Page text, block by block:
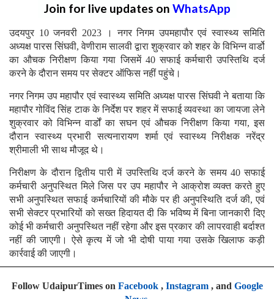
Join for live updates on WhatsApp
उदयपुर 10 जनवरी 2023 । नगर निगम उपमहापौर एवं स्वास्थ्य समिति
अध्यक्ष पारस सिंघवी, वेणीराम सालवी द्वारा शुक्रवार को शहर के विभिन्न वार्डो
का औचक निरीक्षण किया गया जिसमें 40 सफाई कर्मचारी उपस्तिथि दर्ज
करने के दौरान समय पर सेक्टर ऑफिस नहीं पहुंचे।
नगर निगम उप महापौर एवं स्वास्थ्य समिति अध्यक्ष पारस सिंघवी ने बताया कि
महापौर गोविंद सिंह टाक के निर्देश पर शहर में सफाई व्यवस्था का जायजा लेने
शुक्रवार को विभिन्न वार्डों का सघन एवं औचक निरीक्षण किया गया, इस
दौरान स्वास्थ्य प्रभारी सत्यनारायण शर्मा एवं स्वास्थ्य निरीक्षक नरेंद्र
श्रीमाली भी साथ मौजूद थे।
निरीक्षण के दौरान द्वितीय पारी में उपस्तिथि दर्ज करने के समय 40 सफाई
कर्मचारी अनुपस्थित मिले जिस पर उप महापौर ने आक्रोश व्यक्त करते हुए
सभी अनुपस्थित सफाई कर्मचारियों की मौके पर ही अनुपस्थिति दर्ज की, एवं
सभी सेक्टर प्रभारियों को सख्त हिदायत दी कि भविष्य में बिना जानकारी दिए
कोई भी कर्मचारी अनुपस्थित नहीं रहेगा और इस प्रकार की लापरवाही बर्दाश्त
नहीं की जाएगी। ऐसे कृत्य में जो भी दोषी पाया गया उसके खिलाफ कड़ी
कार्रवाई की जाएगी।
Follow UdaipurTimes on Facebook, Instagram, and Google